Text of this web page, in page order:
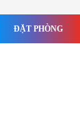
ĐẶT PHÒNG